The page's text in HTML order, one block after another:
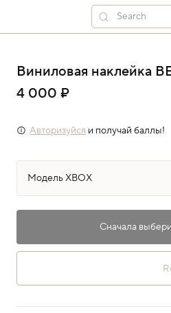
Виниловая наклейка
4 000 ₽
Авторизуйся и получай баллы!
Сначала